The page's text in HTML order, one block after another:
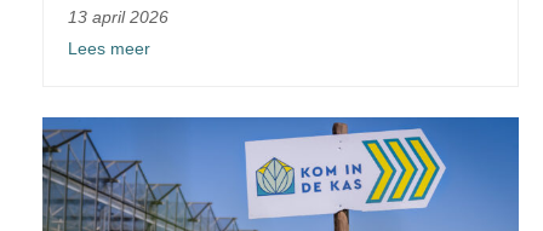
13 april 2026
Lees meer